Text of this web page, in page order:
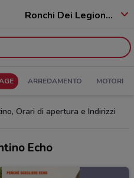
Ronchi Dei Legionari - 34077
ARREDAMENTO MOTORI
Orari di apertura e Indirizzi
Echo